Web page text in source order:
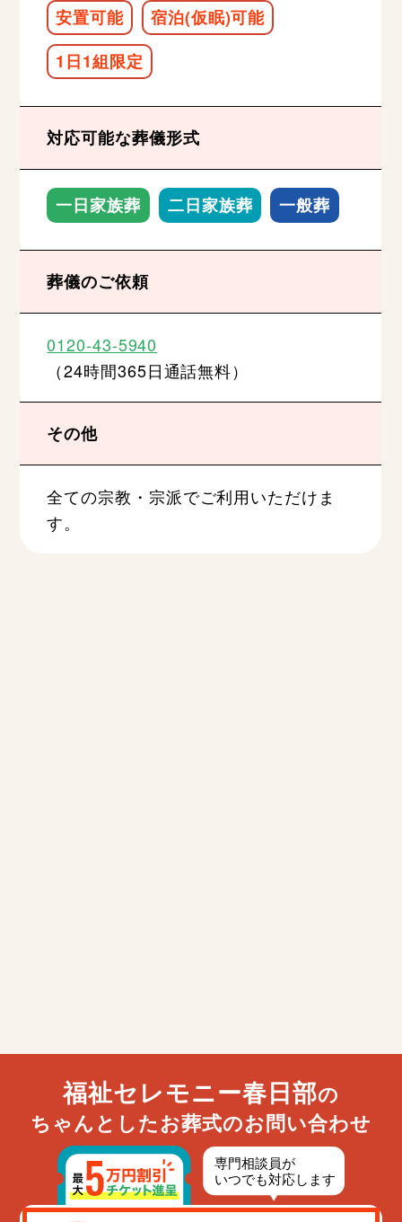
安置可能
宿泊(仮眠)可能
1日1組限定
対応可能な葬儀形式
一日家族葬 二日家族葬 一般葬
葬儀のご依頼
0120-43-5940
（24時間365日通話無料）
その他
全ての宗教・宗派でご利用いただけま
す。
福祉セレモニー春日部の
ちゃんとしたお葬式のお問い合わせ